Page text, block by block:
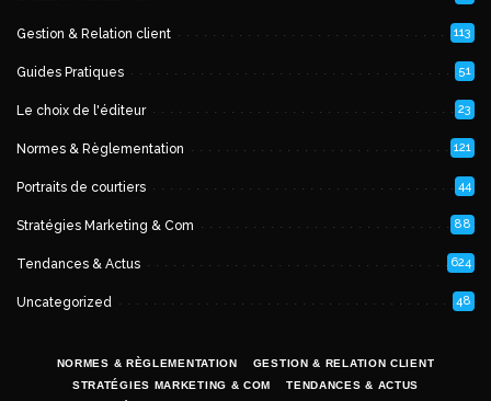
Gestion & Relation client 113
Guides Pratiques 51
Le choix de l'éditeur 23
Normes & Règlementation 121
Portraits de courtiers 44
Stratégies Marketing & Com 88
Tendances & Actus 624
Uncategorized 48
NORMES & RÈGLEMENTATION
GESTION & RELATION CLIENT
STRATÉGIES MARKETING & COM
TENDANCES & ACTUS